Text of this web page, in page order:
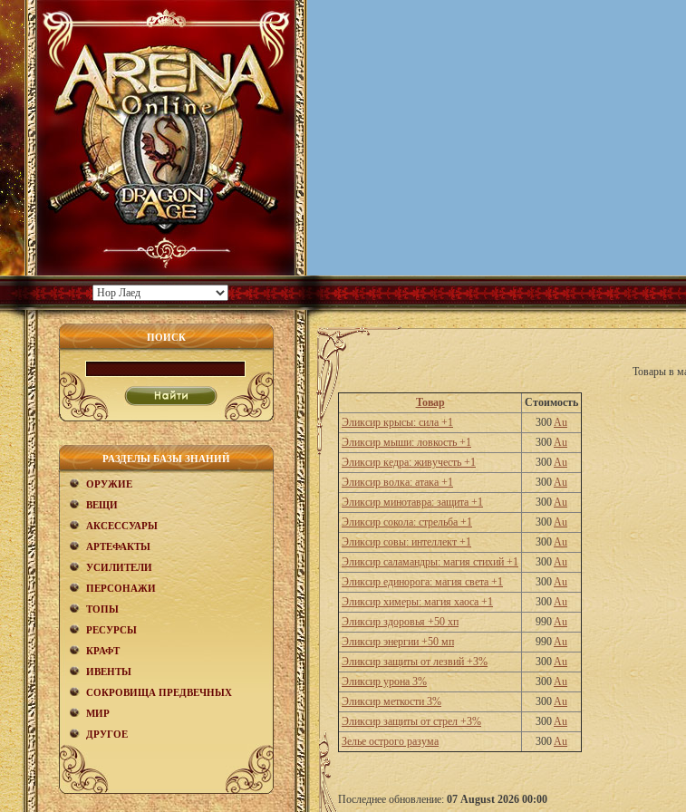
ПОИСК
РАЗДЕЛЫ БАЗЫ ЗНАНИЙ
ОРУЖИЕ
ВЕЩИ
АКCЕСCУАРЫ
АРТЕФАКТЫ
УСИЛИТЕЛИ
ПЕРСОНАЖИ
ТОПЫ
РЕСУРСЫ
КРАФТ
ИВЕНТЫ
СОКРОВИЩА ПРЕДВЕЧНЫХ
МИР
ДРУГОЕ
Товары в
Товар
Стоимость
Эликсир крысы: сила +1
300Au
Эликсир мыши: ловкость +1
300Au
Эликсир кедра: живучесть +1
300Au
Эликсир волка: атака +1
300Au
Эликсир минотавра: защита +1
300Au
Эликсир сокола: стрельба +1
300Au
Эликсир совы: интеллект +1
300Au
Эликсир саламандры: магия стихий +1
300Au
Эликсир единорога: магия света +1
300Au
Эликсир химеры: магия хаоса +1
300Au
Эликсир здоровья +50 хп
990Au
Эликсир энергии +50 мп
990Au
Эликсир защиты от лезвий +3%
300Au
Эликсир урона 3%
300Au
Эликсир меткости 3%
300Au
Эликсир защиты от стрел +3%
300Au
Зелье острого разума
300Au
Последнее обновление: 07 August 2026 00:00